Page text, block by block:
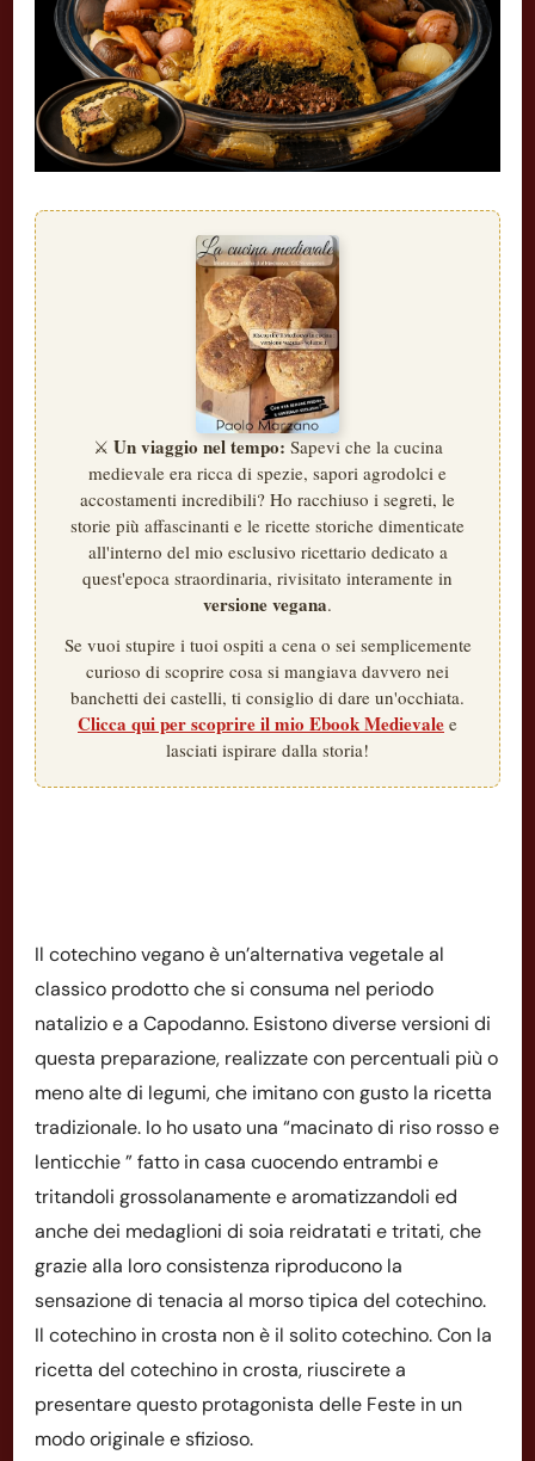
⚔️ Un viaggio nel tempo: Sapevi che la cucina
medievale era ricca di spezie, sapori agrodolci e
accostamenti incredibili? Ho racchiuso i segreti, le
storie più affascinanti e le ricette storiche dimenticate
all'interno del mio esclusivo ricettario dedicato a
quest'epoca straordinaria, rivisitato interamente in
versione vegana.
Se vuoi stupire i tuoi ospiti a cena o sei semplicemente
curioso di scoprire cosa si mangiava davvero nei
banchetti dei castelli, ti consiglio di dare un'occhiata.
Clicca qui per scoprire il mio Ebook Medievale e
lasciati ispirare dalla storia!
Il cotechino vegano è un’alternativa vegetale al
classico prodotto che si consuma nel periodo
natalizio e a Capodanno. Esistono diverse versioni di
questa preparazione, realizzate con percentuali più o
meno alte di legumi, che imitano con gusto la ricetta
tradizionale. Io ho usato una “macinato di riso rosso e
lenticchie ” fatto in casa cuocendo entrambi e
tritandoli grossolanamente e aromatizzandoli ed
anche dei medaglioni di soia reidratati e tritati, che
grazie alla loro consistenza riproducono la
sensazione di tenacia al morso tipica del cotechino.
Il cotechino in crosta non è il solito cotechino. Con la
ricetta del cotechino in crosta, riuscirete a
presentare questo protagonista delle Feste in un
modo originale e sfizioso.​